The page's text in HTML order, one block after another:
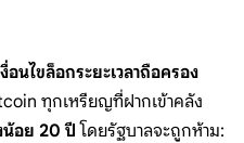
งื่อนไขล็อกระยะเวลาถือครอง
ทุกเหรียญที่ฝากเข้าคลัง
น้อย 20 ปี โดยรัฐบาลจะถูกห้าม: